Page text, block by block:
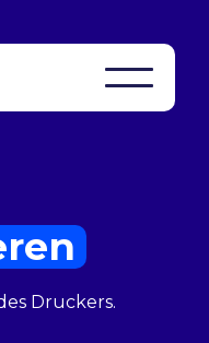
Druckers.